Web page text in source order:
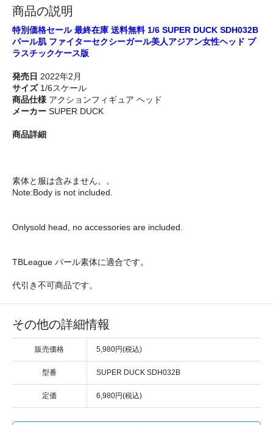
商品の説明
特別価格セール 最終在庫 送料無料 1/6 SUPER DUCK SDH032B
パール肌 ファイターセクシーガール美人アジアン女性ヘッド プ
ラスチックケース版
発売日 2022年2月
サイズ1/6スケール
商品仕様 アクションフィギュア ヘッド
メーカー SUPER DUCK
商品詳細
素体と服は含みません。。
Note:Body is not included.
Onlysold head, no accessories are included.
TBLeague パール素体に適合です。
代引き不可商品です。
その他の詳細情報
販売価格 5,980円(税込)
型番 SUPER DUCK SDH032B
定価 6,980円(税込)